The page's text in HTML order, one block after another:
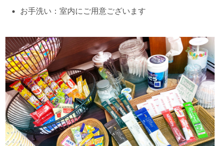
お手洗い：室内にご用意ございます